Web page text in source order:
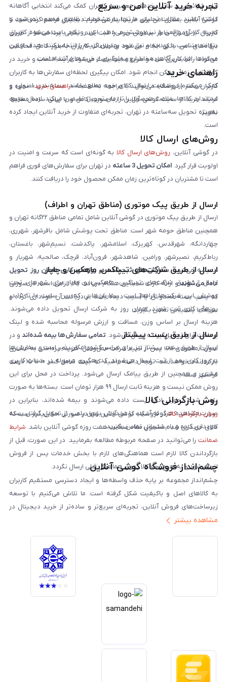
اپل، شیائومی و سایر برندهای معتبر به کاربران کمک می‌کند انتخابی آگاهانه
داشته باشند. مقالات تحلیلی ما تنها به مشخصات ظاهری محدود نمی‌شود و
تجربه کاربری واقعی را نیز پوشش می‌دهد. این رویکرد باعث می‌شود کاربران
بتوانند متناسب با بودجه و نیاز خود بهترین گزینه را انتخاب کنند. هدف از این
محتواها، افزایش آگاهی مخاطبان و جلوگیری از خریدهای اشتباه است.
تجربه خرید آنلاین امن و سریع
گوشی آنلاین بستری امن برای خرید اینترنتی لوازم دیجیتال فراهم کرده است تا
کاربران با آرامش خاطر سفارش خود را ثبت کنند. تمامی پرداخت‌ها از طریق
درگاه‌های امن بانکی انجام می‌شود و اطلاعات کاربران به‌طور کامل محافظت
می‌گردد. رابط کاربری ساده و سریع سایت باعث می‌شود فرآیند انتخاب و خرید در
کوتاه‌ترین زمان ممکن انجام شود. امکان پیگیری لحظه‌ای سفارش‌ها به کاربران
کمک می‌کند از وضعیت ارسال کالای خود مطلع باشند. بسته‌بندی اصولی و
استاندارد کالاها، سلامت محصول را تا زمان تحویل تضمین می‌کند. ارسال سریع،
به‌ویژه تحویل سه‌ساعته در تهران، تجربه‌ای متفاوت از خرید آنلاین ایجاد کرده
است.
راهنمای خرید
کاربران محترم فروشگاه می‌توانند با مراجعه به صفحه «راهنمای خرید»، نحوه و
فرایند خرید از سایت گوشی آنلاین را به‌صورت کامل و با زبانی ساده مطالعه
نمایند.
روش‌های ارسال کالا
در گوشی آنلاین، روش‌های ارسال کالا به گونه‌ای است که سرعت و امنیت در
اولویت قرار گیرد. امکان تحویل 3 ساعته
در تهران برای سفارش‌های فوری فراهم
است تا مشتریان در کوتاه‌ترین زمان ممکن محصول خود را دریافت کنند.
ارسال از طریق پیک موتوری (مناطق تهران و اطراف)
ارسال از طریق پیک موتوری در گوشی آنلاین شامل تمامی مناطق ۲۲گانه تهران و
همچنین مناطق حومه شهر است. مناطق تحت پوشش شامل باقرشهر، شهرری،
چهاردانگه، شهرقدس، کهریزک، اسلامشهر، پاکدشت، نسیم‌شهر، باغستان،
رباط‌کریم، نصیرشهر، ورامین، شاهدشهر، فرون‌آباد، قرچک، صالحیه، شهریار و
اندیشه می‌شود. سفارش‌های ثبت‌شده در روزهای کاری همان روز تحویل
داده می‌شوندو ارائه کارت شناسایی هنگام دریافت کالا الزامی است. در صورتی
که پلمپ بسته مخدوش یا آسیب دیده باشد، از دریافت آن خودداری کرده و
سریعاً با پشتیبانی تماس بگیرید.
ارسال از طریق شرکت‌های تیپاکس، ماهکس و چاپار
ارسال از طریق شرکت‌های تیپاکس، ماهکس و چاپار برای شهرهای تحت
پوشش این شرکت‌ها فراهم است. سفارش‌هایی که بین ساعت ۱۰ تا ۱۵ در
روزهای کاری ثبت شوند، همان روز به شرکت ارسال تحویل داده می‌شوند.
هزینه ارسال بر اساس وزن، مسافت و ارزش مرسوله محاسبه شده و لینک
پرداخت برای تحویل‌گیرنده ارسال می‌شود. تمامی سفارش‌ها بیمه شده‌اند و در
صورت مفقودی کالا، پس از تایید شرکت حمل‌ونقل، هزینه پرداختی به مشتری
بازگردانده خواهد شد. توجه داشته باشید که بیمه شامل کسر ۱۰ تا ۱۵ درصد
فرانشیز است.
ارسال از طریق پست پیشتاز
ارسال از طریق پست پیشتاز نیز برای سراسر کشور امکان‌پذیر است و سفارش‌ها
در روز کاری بعد از ثبت، ارسال می‌شوند. کد رهگیری مرسوله در حساب کاربری
مشتری و همچنین از طریق پیامک ارسال می‌شود. پرداخت در محل برای این
روش ممکن نیست و هزینه ثابت ارسال ۹۹ هزار تومان است. بسته‌ها به صورت
پلمپ شده تحویل اداره پست داده می‌شوند و بیمه شده‌اند، بنابراین در
صورت مشاهده هرگونه آسیب یا مخدوش بودن پلمپ، از تحویل گرفتن بسته
خودداری کرده و با پشتیبانی تماس بگیرید.
روش بازگردانی کالا
روش بازگردانی کالادر فروشگاه گوشی آنلاین تنها در صورتی امکان‌پذیر است که
کالای خریداری شده مشمول مفاد ضمانت هفت روزه گوشی آنلاین باشد. شرایط
ضمانت را می‌توانید در صفحه مربوطه مطالعه بفرمایید. در این صورت، قبل از
بازگرداندن کالا لازم است هماهنگی‌های لازم با بخش خدمات پس از فروش
انجام شود و به هیچ‌وجه کالا بدون هماهنگی قبلی ارسال نگردد.
چشم‌انداز فروشگاه گوشی آنلاین
چشم‌انداز مجموعه بر پایه حذف واسطه‌ها و ایجاد دسترسی مستقیم کاربران
به کالاهای اصل و باکیفیت شکل گرفته است. ما تلاش می‌کنیم با توسعه
زیرساخت‌های فروش آنلاین، تجربه‌ای سریع‌تر و ساده‌تر از خرید دیجیتال در
ایران ارائه دهیم. تبدیل‌شدن به مرجعی قابل اعتماد برای خرید کالای دیجیتال،
خدمات و به‌روزرسانی مداوم محصولات، مسیر ما را روشن‌تر می‌کند. ما باور
داریم آینده بازار دیجیتال متعلق به کسب‌وکارهایی است که صداقت و شفافیت
را در اولویت قرار می‌دهند. گوشی آنلاین با تکیه بر تجربه و تخصص، با قدرت به
سمت تحقق این چشم‌انداز حرکت می‌کند.
مشاهده بیشتر